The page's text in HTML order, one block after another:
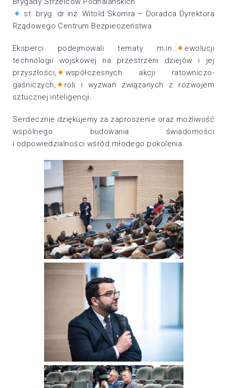
st. bryg. dr inż. Witold Skomra – Doradca Dyrektora
Rządowego Centrum Bezpieczeństwa
Eksperci podejmowali tematy m.in.:
ewolucji
technologii wojskowej na przestrzeni dziejów i jej
przyszłości,
współczesnych akcji ratowniczo-
gaśniczych,
roli i wyzwań związanych z rozwojem
sztucznej inteligencji.
Serdecznie dziękujemy za zaproszenie oraz możliwość
wspólnego budowania świadomości
i odpowiedzialności wśród młodego pokolenia.